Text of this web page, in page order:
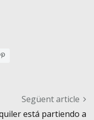
Següent article
está partiendo a